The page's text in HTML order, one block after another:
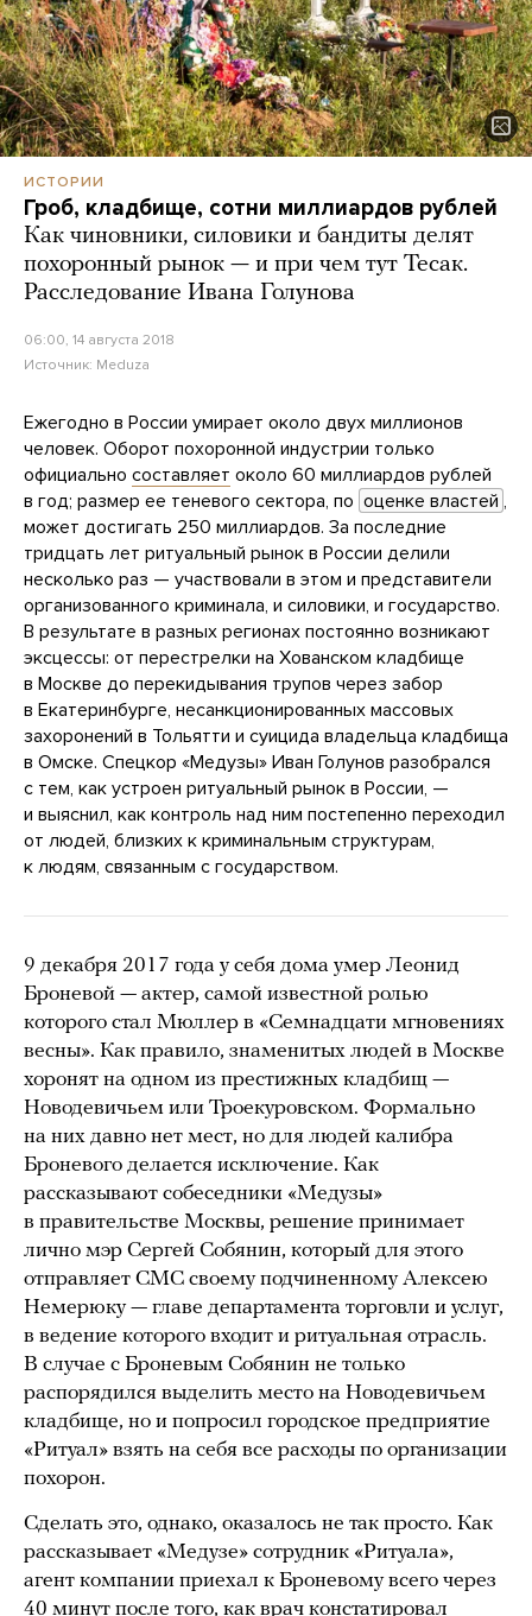
ИСТОРИИ
Гроб, кладбище, сотни миллиардов рублей
Как чиновники, силовики и бандиты делят
похоронный рынок — и при чем тут Тесак.
Расследование Ивана Голунова
06:00, 14 августа 2018
Источник: Meduza
Ежегодно в России умирает около двух миллионов
человек. Оборот похоронной индустрии только
официально составляет около 60 миллиардов рублей
в год; размер ее теневого сектора, по оценке властей ,
может достигать 250 миллиардов. За последние
тридцать лет ритуальный рынок в России делили
несколько раз — участвовали в этом и представители
организованного криминала, и силовики, и государство.
В результате в разных регионах постоянно возникают
эксцессы: от перестрелки на Хованском кладбище
в Москве до перекидывания трупов через забор
в Екатеринбурге, несанкционированных массовых
захоронений в Тольятти и суицида владельца кладбища
в Омске. Спецкор «Медузы» Иван Голунов разобрался
с тем, как устроен ритуальный рынок в России, —
и выяснил, как контроль над ним постепенно переходил
от людей, близких к криминальным структурам,
к людям, связанным с государством.
9 декабря 2017 года у себя дома умер Леонид
Броневой — актер, самой известной ролью
которого стал Мюллер в «Семнадцати мгновениях
весны». Как правило, знаменитых людей в Москве
хоронят на одном из престижных кладбищ —
Новодевичьем или Троекуровском. Формально
на них давно нет мест, но для людей калибра
Броневого делается исключение. Как
рассказывают собеседники «Медузы»
в правительстве Москвы, решение принимает
лично мэр Сергей Собянин, который для этого
отправляет СМС своему подчиненному Алексею
Немерюку — главе департамента торговли и услуг,
в ведение которого входит и ритуальная отрасль.
В случае с Броневым Собянин не только
распорядился выделить место на Новодевичьем
кладбище, но и попросил городское предприятие
«Ритуал» взять на себя все расходы по организации
похорон.
Сделать это, однако, оказалось не так просто. Как
рассказывает «Медузе» сотрудник «Ритуала»,
агент компании приехал к Броневому всего через
40 минут после того, как врач констатировал